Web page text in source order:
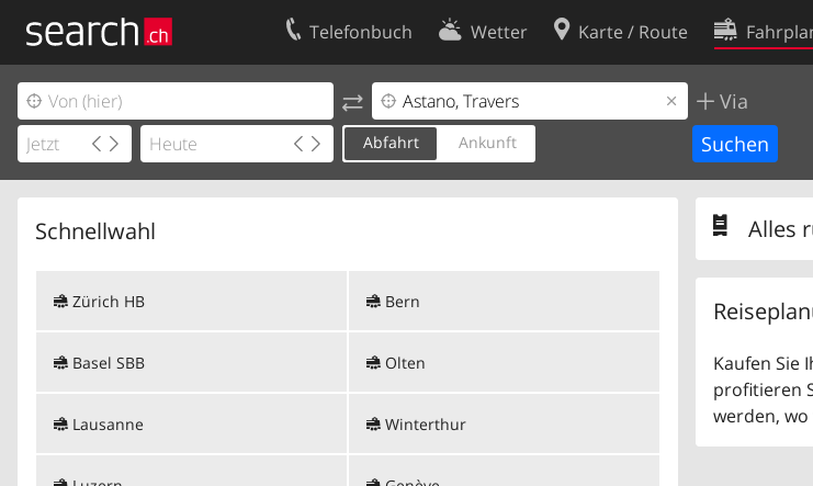
Telefonbuch Wetter Karte / Route
Via
Abfahrt Ankunft
Schnellwahl
Zürich HB
Basel SBB
Lausanne
Bern
Olten
Winterthur
Alles
Kaufen Sie
profitieren
werden,
Ihr Eintrag
Kundencenter Geschäftskunden
Kontakt
Nutzungsbedingungen
Cookie-